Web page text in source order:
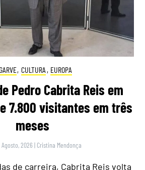
, CULTURA , EUROPA
Pedro Cabrita Reis em
7.800 visitantes em três
meses
2026 | Cristina Mendonça
de carreira, Cabrita Reis volta